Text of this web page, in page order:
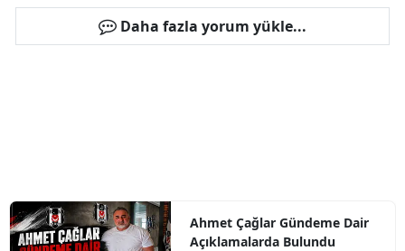
Daha fazla yorum yükle...
Ahmet Çağlar Gündeme Dair
Açıklamalarda Bulundu